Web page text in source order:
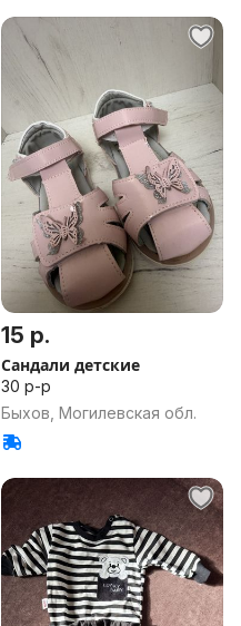
15 р.
Сандали детские
30 р-р
Быхов, Могилевская обл.